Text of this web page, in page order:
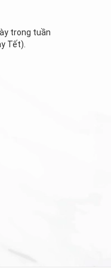
trong tuần
Tết).